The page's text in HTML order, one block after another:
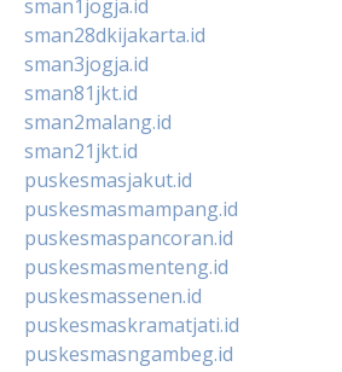
sman1jogja.id
sman28dkijakarta.id
sman3jogja.id
sman81jkt.id
sman2malang.id
sman21jkt.id
puskesmasjakut.id
puskesmasmampang.id
puskesmaspancoran.id
puskesmasmenteng.id
puskesmassenen.id
puskesmaskramatjati.id
puskesmasngambeg.id